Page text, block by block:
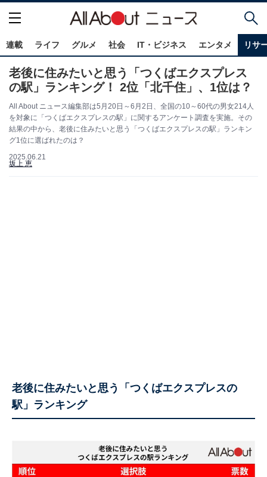
連載 ライフ グルメ 社会 IT・ビジネス エンタメ リサ
老後に住みたいと思う「つくばエクスプレス
の駅」ランキング！ 2位「北千住」、1位は？
All About ニュース編集部は5月20日～6月2日、全国の10～60代の男女214人
を対象に「つくばエクスプレスの駅」に関するアンケート調査を実施。その
結果の中から、老後に住みたいと思う「つくばエクスプレスの駅」ランキン
グ1位に選ばれたのは？
2025.06.21
坂上 恵
老後に住みたいと思う「つくばエクスプレスの
駅」ランキング